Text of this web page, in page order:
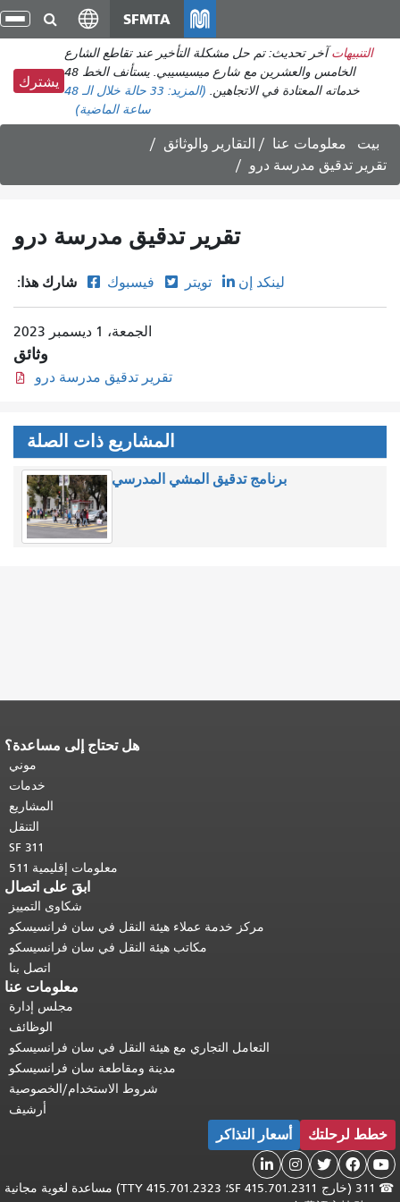
انتقل
إلى
المحتوى
الرئيسي
SFMTA
التنبيهات آخر تحديث: تم حل مشكلة التأخير عند تقاطع الشارع
الخامس والعشرين مع شارع ميسيسيبي. يستأنف الخط 48
خدماته المعتادة في الاتجاهين. (المزيد: 33 حالة
خلال الـ 48
ساعة الماضية)
يشترك
بيت معلومات عنا
التقارير والوثائق
تقرير تدقيق مدرسة درو
تقرير تدقيق مدرسة درو
شارك هذا: فيسبوك تويتر لينكد إن
الجمعة، 1 ديسمبر 2023
وثائق
تقرير تدقيق مدرسة درو
المشاريع ذات الصلة
برنامج تدقيق المشي المدرسي
هل تحتاج إلى مساعدة؟
موني
خدمات
المشاريع
التنقل
SF 311
معلومات إقليمية 511
ابقَ على اتصال
شكاوى التمييز
مركز خدمة عملاء هيئة النقل في سان فرانسيسكو
مكاتب هيئة النقل في سان فرانسيسكو
اتصل بنا
معلومات عنا
مجلس إدارة
الوظائف
التعامل التجاري مع هيئة النقل في سان فرانسيسكو
مدينة ومقاطعة سان فرانسيسكو
شروط الاستخدام/الخصوصية
أرشيف
خطط لرحلتك أسعار التذاكر





☎
311 (خارج SF 415.701.2311؛ TTY 415.701.2323) مساعدة لغوية مجانية